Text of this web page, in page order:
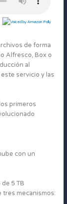
de forma
Alfresco, Box o
al
servicio y las
primeros
con un
5 TB
tres mecanismos: